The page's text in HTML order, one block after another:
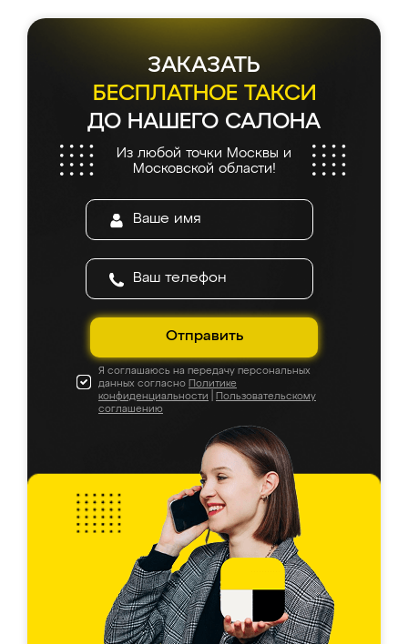
ЗАКАЗАТЬ
БЕСПЛАТНОЕ ТАКСИ
ДО НАШЕГО САЛОНА
Из любой точки Москвы и
Московской области!
Отправить
Я соглашаюсь на передачу персональных
данных согласно Политике
конфиденциальности
Пользовательскому
соглашению